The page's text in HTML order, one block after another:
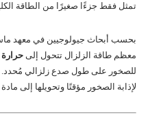
تمثل فقط جزءًا صغيرًا من الطاقة
معظم طاقة الزلزال تتحول إلى
للصخور على طول صدع زلزالي مُحدد.
لإذابة الصخور مؤقتًا وتحويلها إلى